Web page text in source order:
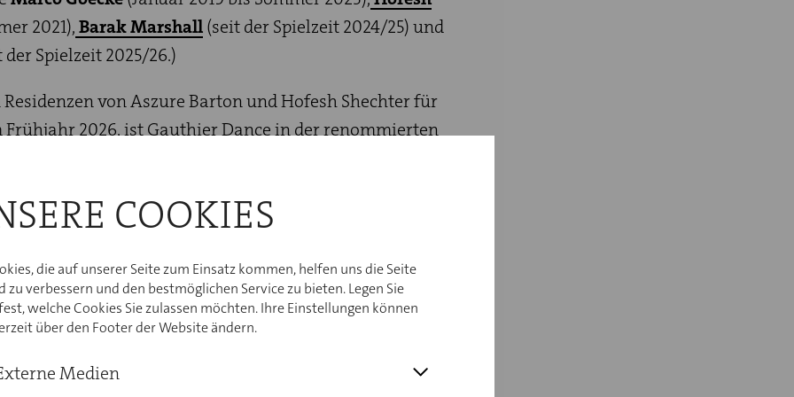
COOKIES
die auf unserer Seite zum Einsatz kommen, helfen uns die Seite
zu verbessern und den bestmöglichen Service zu bieten. Legen Sie
welche Cookies Sie zulassen möchten. Ihre Einstellungen können
über den Footer der Website ändern.
Medien
2021), Barak Marshall(seit der Spielzeit 2024/25) und
der Spielzeit 2025/26.)
von Aszure Barton und Hofesh Shechter für
2026, ist Gauthier Dance in der renommierten
drei Spielzeiten angelegt und bietet Gauthier Dance
JUNIORS die Chance auf regelmäßige
italienischen Tanz-Arkadien.
deutscheGlanzlichtim Jahrbuch der Fachzeitschrift
der Spielzeitin der tanznetz
zur Saison 2024/25.